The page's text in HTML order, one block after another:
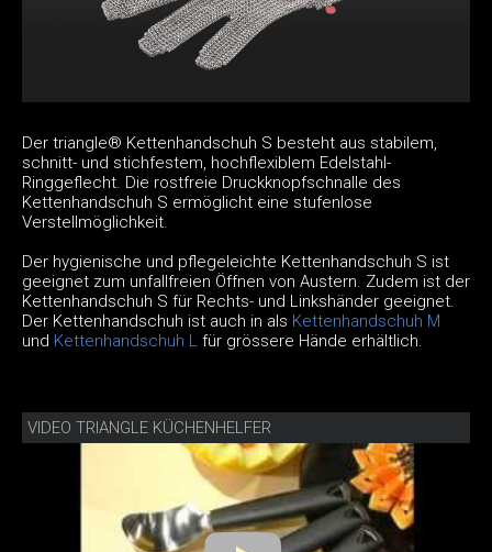
Der triangle® Kettenhandschuh S besteht aus stabilem,
schnitt- und stichfestem, hochflexiblem Edelstahl-
Ringgeflecht. Die rostfreie Druckknopfschnalle des
Kettenhandschuh S ermöglicht eine stufenlose
Verstellmöglichkeit.
Der hygienische und pflegeleichte Kettenhandschuh S ist
geeignet zum unfallfreien Öffnen von Austern. Zudem ist der
Kettenhandschuh S für Rechts- und Linkshänder geeignet.
Der Kettenhandschuh ist auch in als Kettenhandschuh M
und Kettenhandschuh L für grössere Hände erhältlich.
VIDEO TRIANGLE KÜCHENHELFER